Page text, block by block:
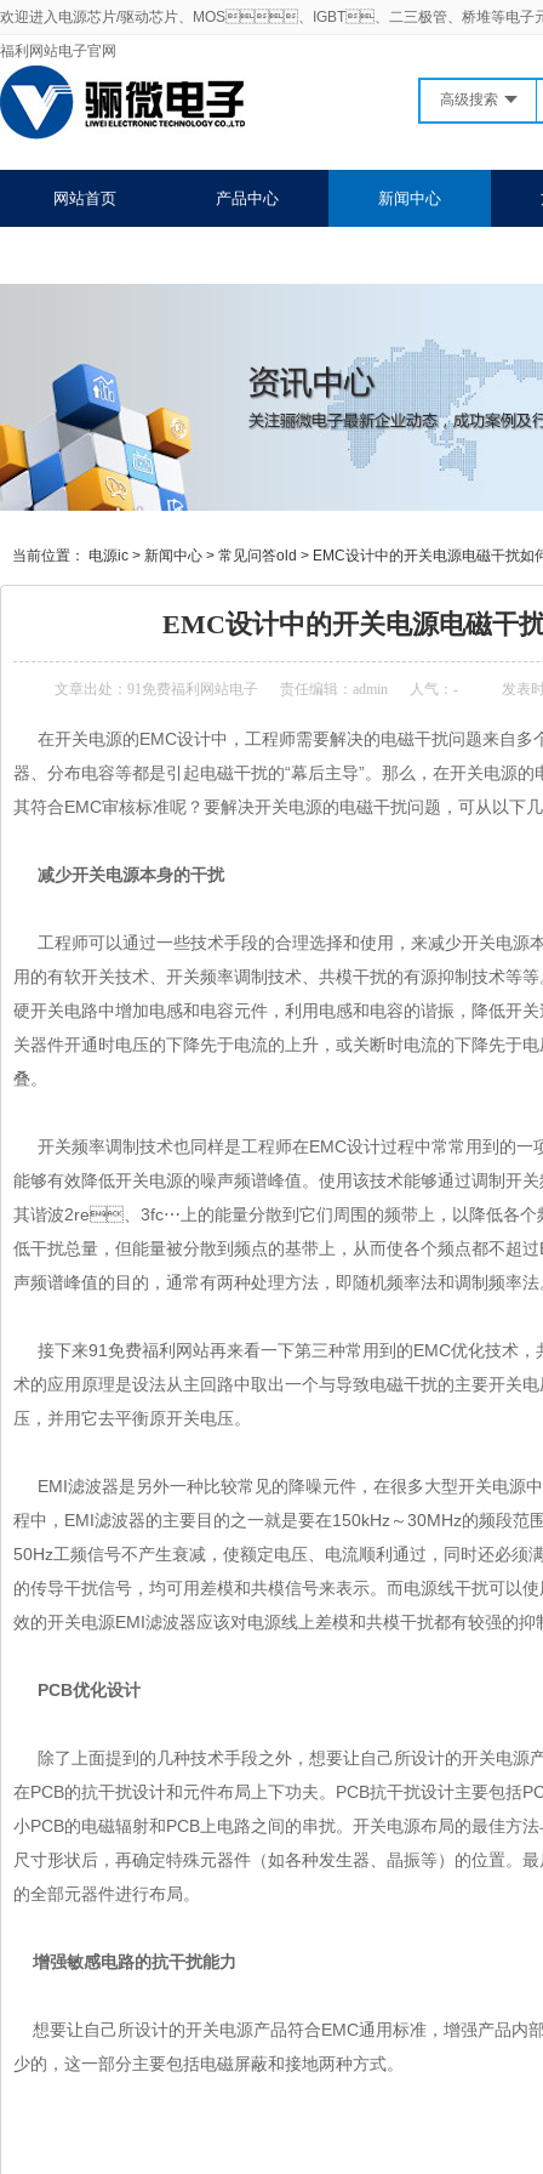
欢迎进入电源芯片/驱动芯片、MOS、IGBT、二三极管、桥堆等电子
福利网站电子官网
高级搜索
网站首页 产品中心 新闻中心
当前位置： 电源ic > 新闻中心 > 常见问答old > EMC设计中的开关电源电磁干扰如
EMC设计中的开关电源电磁干
文章出处： 91免费福利网站电子 责任编辑：admin 人气： - 发表时
在开关电源的EMC设计中，工程师需要解决的电磁干扰问题来自多个方
器、分布电容等都是引起电磁干扰的“幕后主导”。那么，在开关电
其符合EMC审核标准呢？要解决开关电源的电磁干扰问题，可从以下几
减少开关电源本身的干扰
工程师可以通过一些技术手段的合理选择和使用，来减少开关电源本
用的有软开关技术、开关频率调制技术、共模干扰的有源抑制技术等等
硬开关电路中增加电感和电容元件，利用电感和电容的谐振，降
关器件开通时电压的下降先于电流的上升，或关断时电流的下降先于电
叠。
开关频率调制技术也同样是工程师在EMC设计过程中常常用到的一项
能够有效降低开关电源的噪声频谱峰值。使用该技术能够通过调
其谐波2re、3fc⋯上的能量分散到它们周围的频带上，以降低各个
低干扰总量，但能量被分散到频点的基带上，从而使各个频点都不超过
声频谱峰值的目的，通常有两种处理方法，即随机频率法和调制频率法
接下来91免费福利网站再来看一下第三种常用到的EMC优化技术，
术的应用原理是设法从主回路中取出一个与导致电磁干扰的主要开关
压，并用它去平衡原开关电压。
EMI滤波器是另外一种比较常见的降噪元件，在很多大型开关电源中
程中，EMI滤波器的主要目的之一就是要在150kHz～30MHz的频段范
50Hz工频信号不产生衰减，使额定电压、电流顺利通过，同时还必
的传导干扰信号，均可用差模和共模信号来表示。而电源线干扰可以
效的开关电源EMI滤波器应该对电源线上差模和共模干扰都有较强的抑制作
PCB优化设计
除了上面提到的几种技术手段之外，想要让自己所设计的开关电源
在PCB的抗干扰设计和元件布局上下功夫。PCB抗干扰设计主要包括PCB
小PCB的电磁辐射和PCB上电路之间的串扰。开关电源布局的最佳方法
尺寸形状后，再确定特殊元器件（如各种发生器、晶振等）的位置。最
的全部元器件进行布局。
增强敏感电路的抗干扰能力
想要让自己所设计的开关电源产品符合EMC通用标准，增强产品
少的，这一部分主要包括电磁屏蔽和接地两种方式。